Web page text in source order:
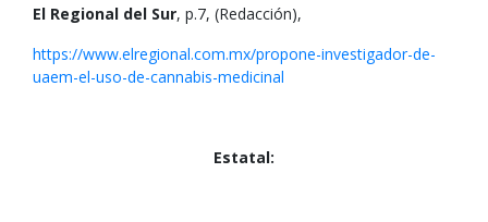
El Regional del Sur, p.7, (Redacción),
https://www.elregional.com.mx/propone-investigador-de-
uaem-el-uso-de-cannabis-medicinal
Estatal: